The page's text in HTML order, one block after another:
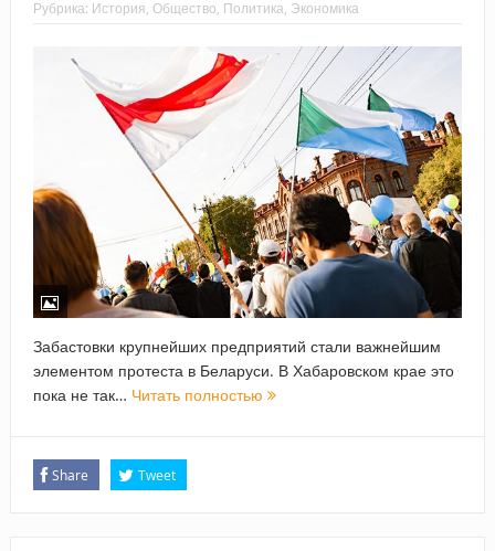
Рубрика: История Общество Политика Экономика
Забастовки крупнейших предприятий стали важнейшим
элементом протеста в Беларуси. В Хабаровском крае это
пока не так… Читать полностью
Share Tweet